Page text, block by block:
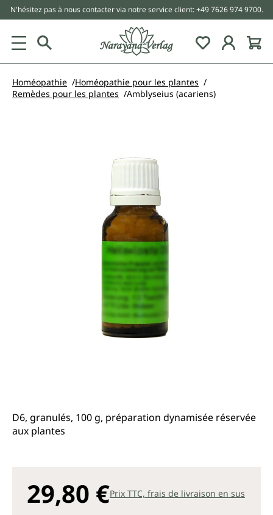
principal
N'hésitez pas à nous contacter via notre service client: +49 7626 974 9700.
Homéopathie
Homéopathie pour les plantes
Remèdes pour les plantes
Amblyseius (acariens)
D6, granulés, 100 g, préparation dynamisée réservée
aux plantes
29,80 €Prix TTC, frais de livraison en sus